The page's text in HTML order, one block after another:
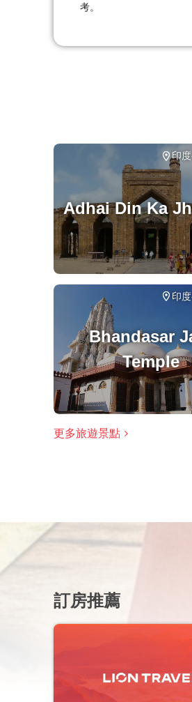
考。
Adhai Din Ka
印
Bhandasar
Temple
印
更多旅遊景點
訂房推薦